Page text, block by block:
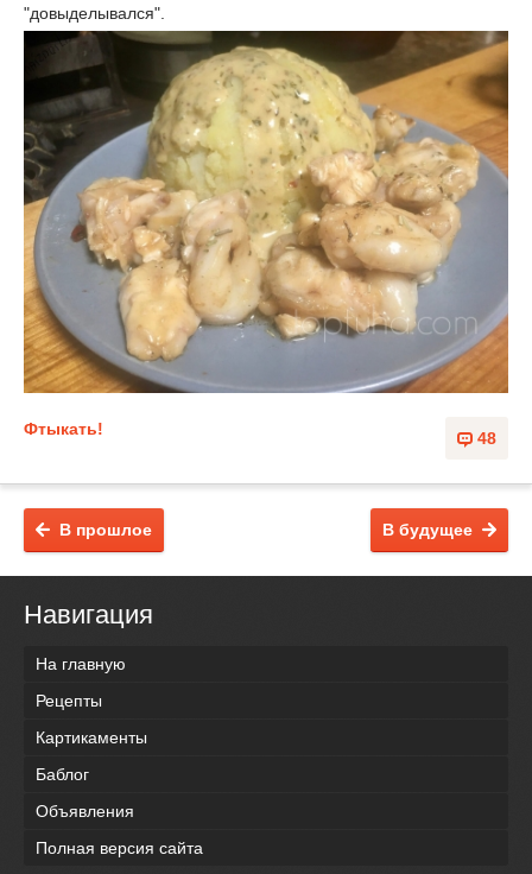
"довыделывался".
48
Фтыкать!
В будущее
В прошлое
Навигация
На главную
Рецепты
Картикаменты
Баблог
Объявления
Полная версия сайта